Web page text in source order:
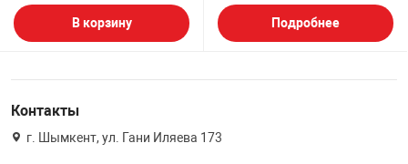
В корзину Подробнее
Контакты
г. Шымкент, ул. Гани Иляева 173